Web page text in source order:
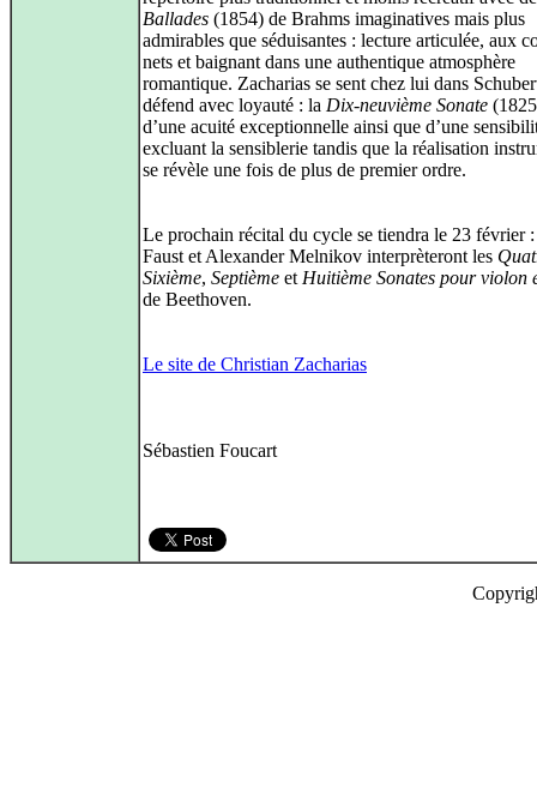
Ballades (1854) de Brahms imaginatives mais plus
admirables que séduisantes : lecture articulée, aux
nets et baignant dans une authentique atmosphère
romantique. Zacharias se sent chez lui dans
défend avec loyauté : la Dix-neuvième Sonate
d’une acuité exceptionnelle ainsi que d’une
excluant la sensiblerie tandis que la réalisation
se révèle une fois de plus de premier ordre.
Le prochain récital du cycle se tiendra le 23 février
Faust et Alexander Melnikov interprèteront les
Sixième, Septième et Huitième Sonates pour violon
de Beethoven.
Le site de Christian Zacharias
Sébastien Foucart